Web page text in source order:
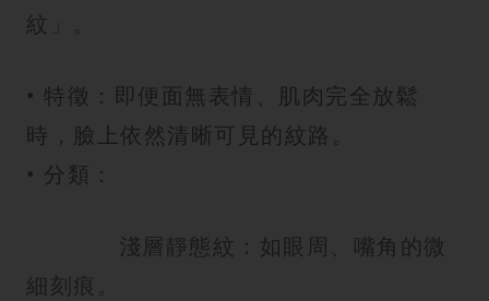
紋」。
• 特徵：即便面無表情、肌肉完全放鬆
時，臉上依然清晰可見的紋路。
• 分類：
淺層靜態紋：如眼周、嘴角的微
細刻痕。